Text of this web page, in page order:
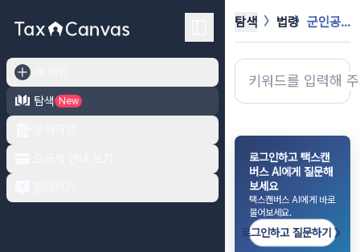
탐색
New
탐색 법령 군인공제회법
로그인하고 택스캔
버스 AI에게 질문해
보세요
택스캔버스 AI에게 바로
물어보세요.
로그인하고 질문하기